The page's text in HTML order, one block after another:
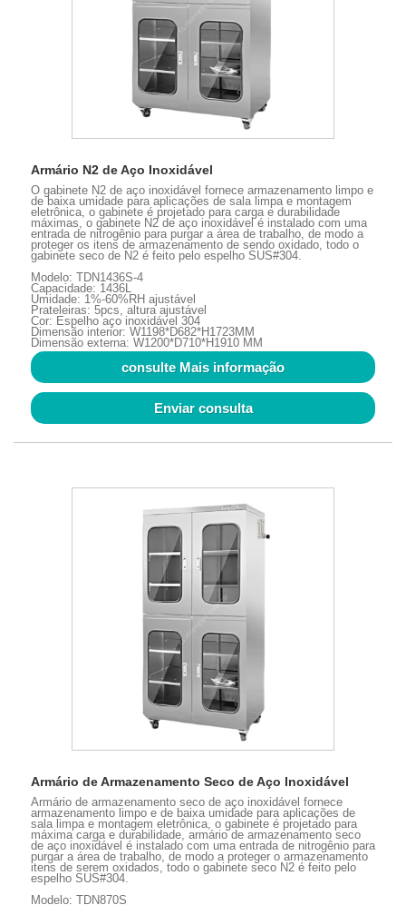
Armário N2 de Aço Inoxidável
O gabinete N2 de aço inoxidável fornece armazenamento limpo e
de baixa umidade para aplicações de sala limpa e montagem
eletrônica, o gabinete é projetado para carga e durabilidade
máximas, o gabinete N2 de aço inoxidável é instalado com uma
entrada de nitrogênio para purgar a área de trabalho, de modo a
proteger os itens de armazenamento de sendo oxidado, todo o
gabinete seco de N2 é feito pelo espelho SUS#304.
Modelo: TDN1436S-4
Capacidade: 1436L
Umidade: 1%-60%RH ajustável
Prateleiras: 5pcs, altura ajustável
Cor: Espelho aço inoxidável 304
Dimensão interior: W1198*D682*H1723MM
Dimensão externa: W1200*D710*H1910 MM
consulte Mais informação
Enviar consulta
Armário de Armazenamento Seco de Aço Inoxidável
Armário de armazenamento seco de aço inoxidável fornece
armazenamento limpo e de baixa umidade para aplicações de
sala limpa e montagem eletrônica, o gabinete é projetado para
máxima carga e durabilidade, armário de armazenamento seco
de aço inoxidável é instalado com uma entrada de nitrogênio para
purgar a área de trabalho, de modo a proteger o armazenamento
itens de serem oxidados, todo o gabinete seco N2 é feito pelo
espelho SUS#304.
Modelo: TDN870S